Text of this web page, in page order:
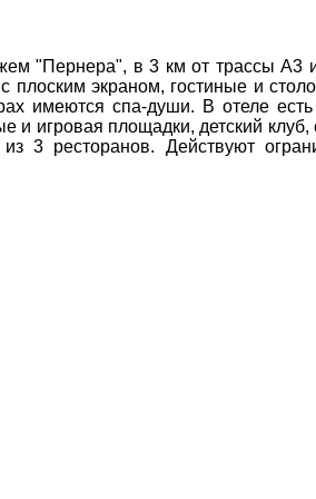
вул. Сумська 77/79
+38 (067) 180-32-43,
+38 (099) 180-32-43,
+38 (093) 180-32-43,
0800 33 01 80
"Пернера", в 3 км от трассы A3
плоским экраном, гостиные и
имеются спа-души. В отеле
и игровая площадки, детский клуб,
3 ресторанов. Действуют
×